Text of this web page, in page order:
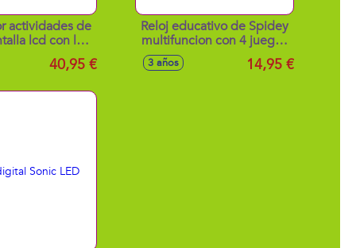
actividades de
lcd con luz
cm40,95 €
Reloj educativo de Spidey
multifuncion con 4 juegos
y la voz real de Spidey
22,5x4,8x3 cm
3 años 14,95 €